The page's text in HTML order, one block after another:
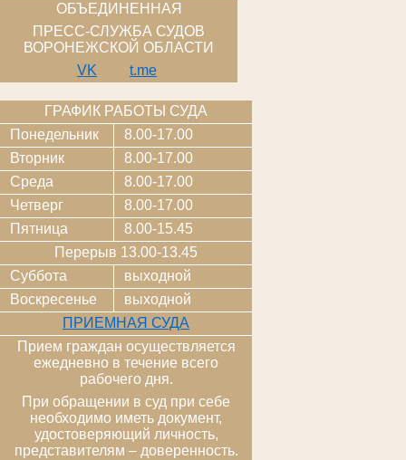
ОБЪЕДИНЕННАЯ
ПРЕСС-СЛУЖБА СУДОВ
ВОРОНЕЖСКОЙ ОБЛАСТИ
VK
t.me
ГРАФИК РАБОТЫ СУДА
Понедельник
8.00-17.00
Вторник
8.00-17.00
Среда
8.00-17.00
Четверг
8.00-17.00
Пятница
8.00-15.45
Перерыв 13.00-13.45
Суббота
выходной
Воскресенье
выходной
ПРИЕМНАЯ СУДА
Прием граждан осуществляется
ежедневно в течение всего
рабочего дня.
При обращении в суд при себе
необходимо иметь документ,
удостоверяющий личность,
представителям – доверенность.